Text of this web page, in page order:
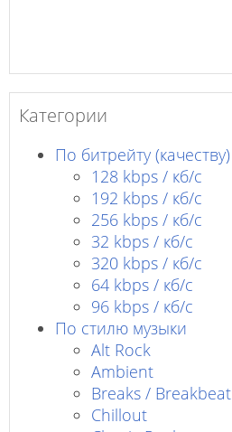
Категории
По битрейту (качеству)
128 kbps / кб/c
192 kbps / кб/c
256 kbps / кб/с
32 kbps / кб/c
320 kbps / кб/с
64 kbps / кб/c
96 kbps / кб/c
По стилю музыки
Alt Rock
Ambient
Breaks / Breakbeat
Chillout